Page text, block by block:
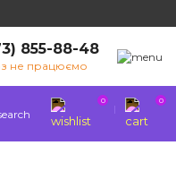
855-88-48
не працюємо
0 0